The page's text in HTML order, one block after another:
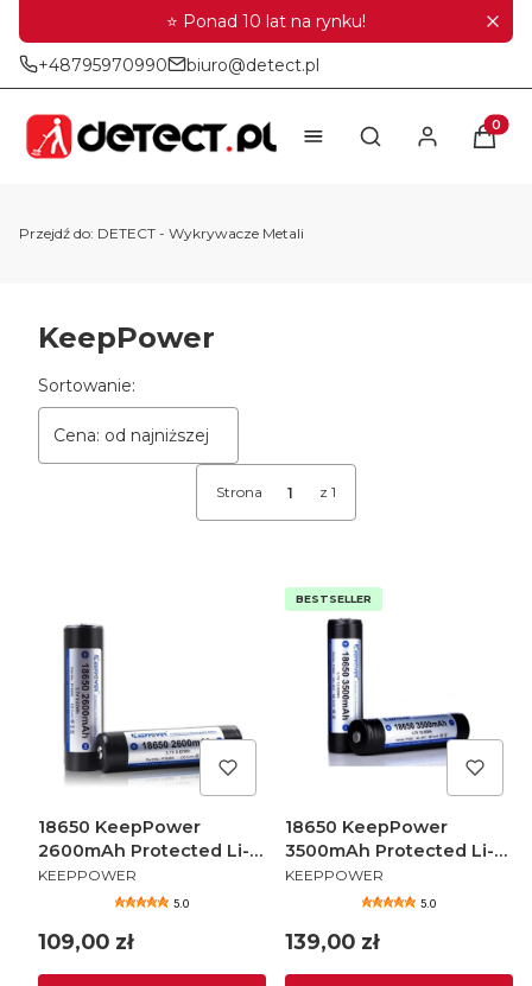
⭐ Ponad 10 lat na rynku!
+48795970990 biuro@detect.pl
Otwórz
Przejdź do: DETECT - Wykrywacze Metali
KeepPower
Lista produktów
Sortowanie:
Cena: od najniższej
Strona z 1
18650 KeepPower
2600mAh Protected Li-
Ion 3,7V - 2 szt.
PRODUCENT
KEEPPOWER
5.0
Cena
109,00 zł
BESTSELLER
18650 KeepPower
3500mAh Protected Li-
Ion 3,7V - 2 szt.
PRODUCENT
KEEPPOWER
5.0
Cena
139,00 zł